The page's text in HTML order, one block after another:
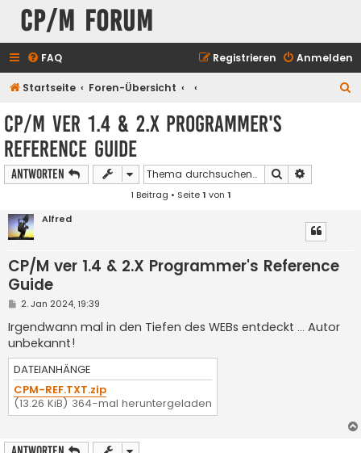
CP/M Forum
FAQ Anmelden
Registrieren
Startseite Foren-Übersicht
CP/M ver 1.4 & 2.X Programmer's
Reference Guide
Antworten Suche
1 Beitrag • Seite1 von 1
Alfred
CP/M ver 1.4 & 2.X Programmer's Reference
Guide
B
i
t
r
a
g
2. Jan 2024, 19:39
Irgendwann mal in den Tiefen des WEBs entdeckt ... Autor
unbekannt!
DATEIANHÄNGE
CPM-REF.TXT.zip
(13.26 KiB) 364-mal heruntergeladen